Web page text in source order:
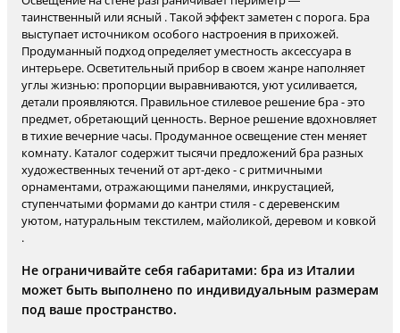
таинственный или ясный . Такой эффект заметен с порога. Бра
выступает источником особого настроения в прихожей.
Продуманный подход определяет уместность аксессуара в
интерьере. Осветительный прибор в своем жанре наполняет
углы жизнью: пропорции выравниваются, уют усиливается,
детали проявляются. Правильное стилевое решение бра - это
предмет, обретающий ценность. Верное решение вдохновляет
в тихие вечерние часы. Продуманное освещение стен меняет
комнату. Каталог содержит тысячи предложений бра разных
художественных течений от арт-деко - с ритмичными
орнаментами, отражающими панелями, инкрустацией,
ступенчатыми формами до кантри стиля - с деревенским
уютом, натуральным текстилем, майоликой, деревом и ковкой
.
Не ограничивайте себя габаритами: бра из Италии
может быть выполнено по индивидуальным размерам
под ваше пространство.